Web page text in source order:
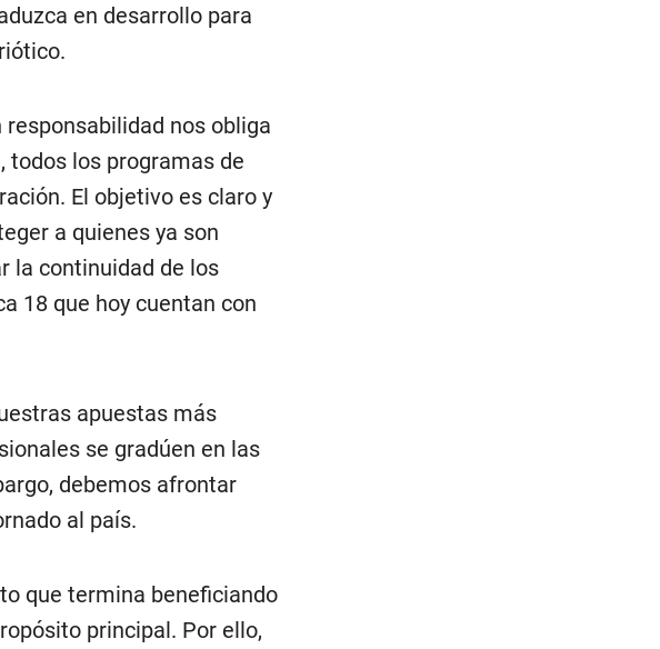
en desarrollo para
nos obliga
los programas de
El objetivo es claro y
a quienes ya son
la continuidad de los
18 que hoy cuentan con
apuestas más
se gradúen en las
debemos afrontar
al país.
que termina beneficiando
principal. Por ello,